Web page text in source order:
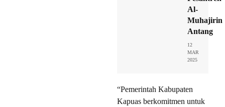
Al-
Muhajirin
Antang
12
MAR
2025
“Pemerintah Kabupaten
Kapuas berkomitmen untuk